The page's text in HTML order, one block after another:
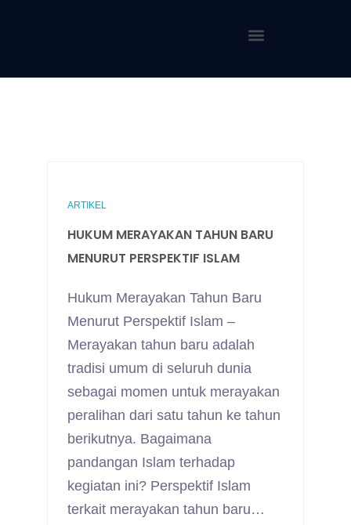
ARTIKEL
HUKUM MERAYAKAN TAHUN BARU
MENURUT PERSPEKTIF ISLAM
Hukum Merayakan Tahun Baru
Menurut Perspektif Islam –
Merayakan tahun baru adalah
tradisi umum di seluruh dunia
sebagai momen untuk merayakan
peralihan dari satu tahun ke tahun
berikutnya. Bagaimana
pandangan Islam terhadap
kegiatan ini? Perspektif Islam
terkait merayakan tahun baru…